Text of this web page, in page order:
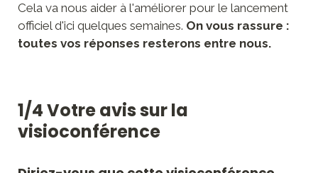
Cela va nous aider à l'améliorer pour le lancement
officiel d'ici quelques semaines. On vous rassure :
toutes vos réponses resterons entre nous.
1/4 Votre avis sur la
visioconférence